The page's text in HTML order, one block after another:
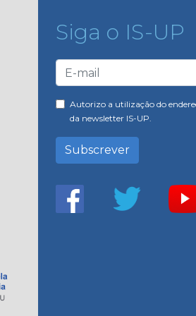
Siga o IS-UP
Autorizo a utilização do
da newsletter IS-UP.